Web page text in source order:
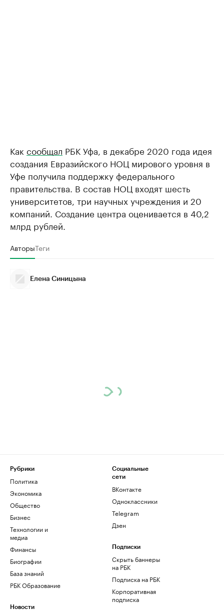
Как сообщал РБК Уфа, в декабре 2020 года идея
создания Евразийского НОЦ мирового уровня в
Уфе получила поддержку федерального
правительства. В состав НОЦ входят шесть
университетов, три научных учреждения и 20
компаний. Создание центра оценивается в 40,2
млрд рублей.
АвторыТеги
Елена Синицына
Рубрики
Политика
Экономика
Общество
Бизнес
Технологии и
медиа
Финансы
Биографии
База знаний
РБК Образование
Новости
Социальные
сети
ВКонтакте
Одноклассники
Telegram
Дзен
Подписки
Скрыть баннеры
на РБК
Подписка на РБК
Корпоративная
подписка